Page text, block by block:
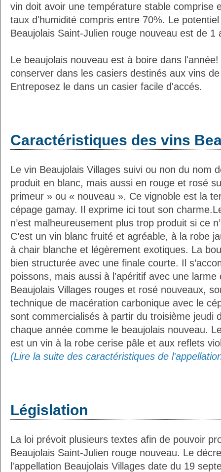
vin doit avoir une température stable comprise
taux d'humidité compris entre 70%. Le
Beaujolais Saint-Julien rouge nouveau est de 1
Le beaujolais nouveau est à boire dans
conserver dans les casiers destinés aux vins
Entreposez le dans un casier facile d'accés.
Caractéristiques des vins
Le vin Beaujolais Villages suivi ou non du nom
produit en blanc, mais aussi en rouge et rosé
primeur » ou « nouveau ». Ce vignoble est la
cépage gamay. Il exprime ici tout son
n’est malheureusement plus trop produit si ce
C’est un vin blanc fruité et agréable, à la robe
à chair blanche et légèrement exotiques. La
bien structurée avec une finale courte. Il
poissons, mais aussi à l’apéritif avec une
Beaujolais Villages rouges et rosé nouveaux,
technique de macération carbonique avec le
sont commercialisés à partir du troisième jeudi
chaque année comme le beaujolais nouveau.
est un vin à la robe cerise pâle et aux reflets
(Lire la suite des caractéristiques de
Législation
La loi prévoit plusieurs textes afin de pouvoir
Beaujolais Saint-Julien rouge nouveau. Le
l'appellation Beaujolais Villages date du 19